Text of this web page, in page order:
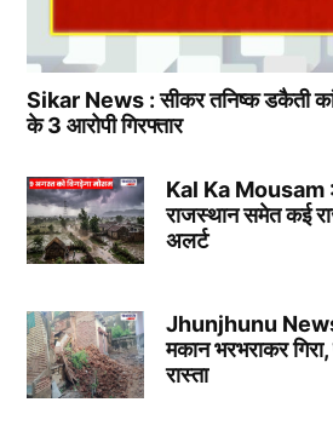
Sikar News : सीकर तनिष्क डकैती
के 3 आरोपी गिरफ्तार
Kal Ka Mousam
राजस्थान समेत कई
अलर्ट
Jhunjhunu News
मकान भरभराकर
रास्ता